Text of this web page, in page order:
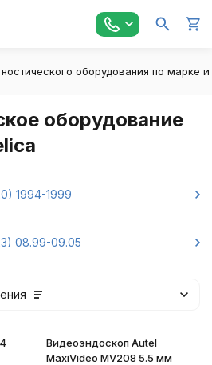
оборудования по марке
оборудование
1994-1999
08.99-09.05
Видеоэндоскоп Autel
MaxiVideo MV208 5.5 мм